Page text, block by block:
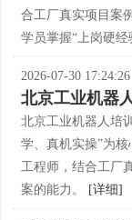
合工厂真实项目案
学员掌握“上岗硬经
2026-07-30 17:24:26
北京工业机器
北京工业机器人培
学、真机实操”为
工程师，结合工厂
案的能力。
[详细]